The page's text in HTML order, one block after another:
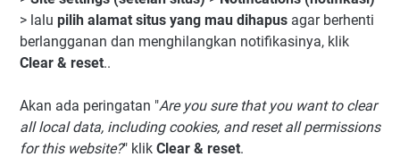
> lalu pilih alamat situs yang mau dihapus agar berhenti
berlangganan dan menghilangkan notifikasinya, klik
Clear & reset..
Akan ada peringatan "Are you sure that you want to clear
all local data, including cookies, and reset all permissions
for this website?" klik Clear & reset.